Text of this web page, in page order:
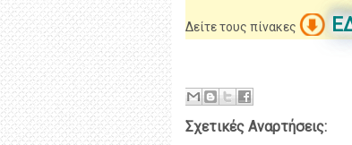
Δείτε τους πίνακες
Σχετικές Αναρτήσεις: